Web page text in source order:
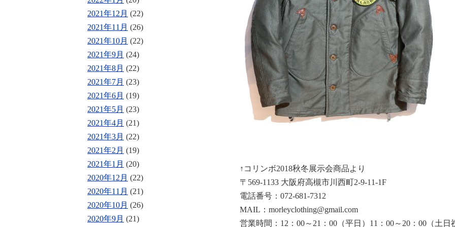
↑コリンボ2018秋冬展示会商品より
〒569-1133 大阪府高槻市川西町2-9-11-1F
電話番号：072-681-7312
MAIL：morleyclothing@gmail.com
営業時間：12：00～21：00（平日）11：00～20：00（土日
2021年12月 (22)
2021年11月 (26)
2021年10月 (22)
2021年9月 (24)
2021年8月 (22)
2021年7月 (23)
2021年6月 (19)
2021年5月 (23)
2021年4月 (21)
2021年3月 (22)
2021年2月 (19)
2021年1月 (20)
2020年12月 (22)
2020年11月 (21)
2020年10月 (26)
2020年9月 (21)